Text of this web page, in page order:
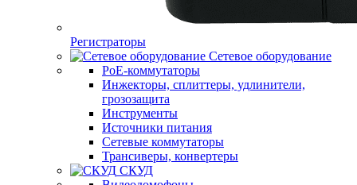
Регистраторы
Сетевое оборудование
PoE-коммутаторы
Инжекторы, сплиттеры, удлинители,
грозозащита
Инструменты
Источники питания
Сетевые коммутаторы
Трансиверы, конвертеры
СКУД